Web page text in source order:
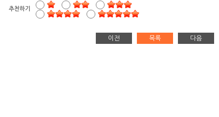
추천하기
이전 목록 다음